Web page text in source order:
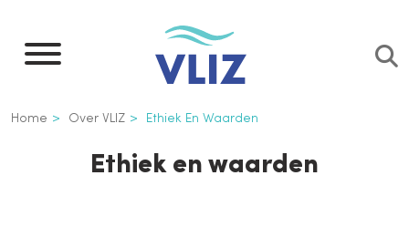
naar
inhoud
Kruimelpad
Home Over VLIZ Ethiek En Waarden
Ethiek en waarden